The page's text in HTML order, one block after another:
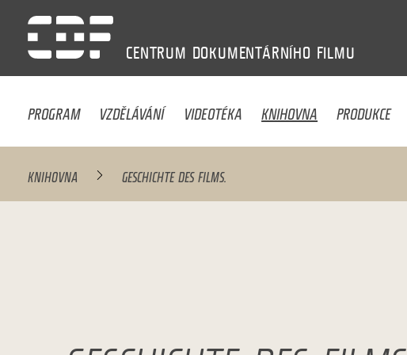
CENTRUM DOKUMENTÁRNÍHO FILMU
PROGRAM VZDĚLÁVÁNÍ VIDEOTÉKA KNIHOVNA PRODUKCE
KNIHOVNA GESCHICHTE DES FILMS.